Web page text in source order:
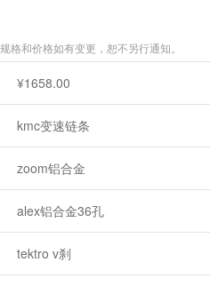
格和价格如有变更，恕不另行通知。
¥1658.00
kmc变速链条
zoom铝合金
alex铝合金36孔
tektro v刹